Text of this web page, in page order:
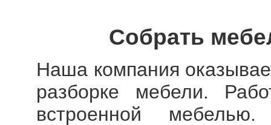
Собрать
Наша компания
разборке мебели.
встроенной